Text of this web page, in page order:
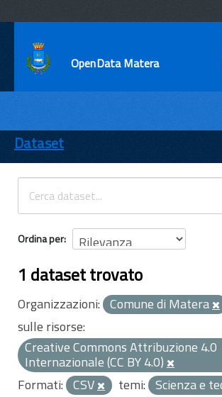
OpenData Matera
ENTI
TEMI
INFORMAZIONI
Dataset
Ordina per
1 dataset trovato
Organizzazioni: Comune di Matera
sulle risorse:
Creative Commons Attribuzione 4.0
Internazionale (CC BY 4.0)
Formati: CSV temi: Scienza e